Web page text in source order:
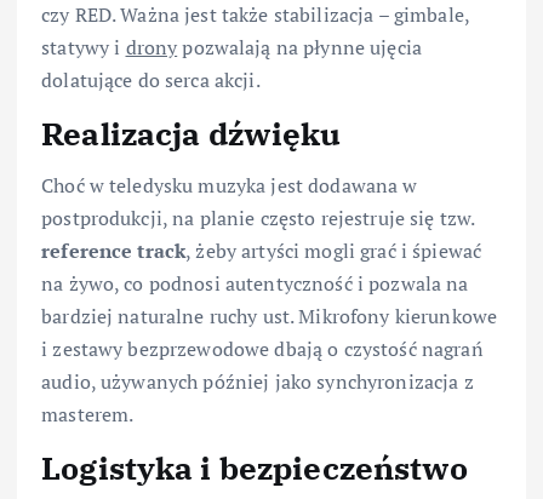
czy RED. Ważna jest także stabilizacja – gimbale,
statywy i dronypozwalają na płynne ujęcia
dolatujące do serca akcji.
Realizacja dźwięku
Choć w teledysku muzyka jest dodawana w
postprodukcji, na planie często rejestruje się tzw.
reference track, żeby artyści mogli grać i śpiewać
na żywo, co podnosi autentyczność i pozwala na
bardziej naturalne ruchy ust. Mikrofony kierunkowe
i zestawy bezprzewodowe dbają o czystość nagrań
audio, używanych później jako synchyronizacja z
masterem.
Logistyka i bezpieczeństwo